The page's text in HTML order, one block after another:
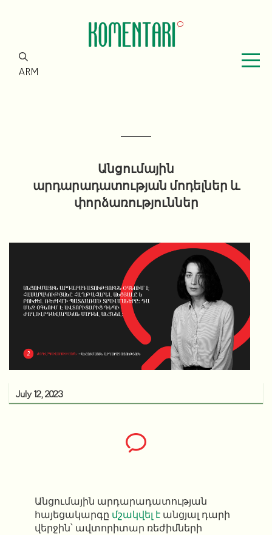
ARM
Անցումային
արդարադատության մոդելներ և
փորձառություններ
July 12, 2023
Անցումային արդարադատության
հայեցակարգը մշակվել էանցյալ դարի
վերջին՝ ավտորիտար ռեժիմների